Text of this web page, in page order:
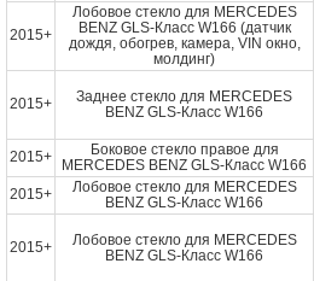
2015+
Лобовое стекло для MERCEDES
BENZ GLS-Класс W166 (датчик
дождя, обогрев, камера, VIN окно,
молдинг)
2015+
Заднее стекло для MERCEDES
BENZ GLS-Класс W166
2015+
Боковое стекло правое для
MERCEDES BENZ GLS-Класс W166
2015+
Лобовое стекло для MERCEDES
BENZ GLS-Класс W166
2015+
Лобовое стекло для MERCEDES
BENZ GLS-Класс W166